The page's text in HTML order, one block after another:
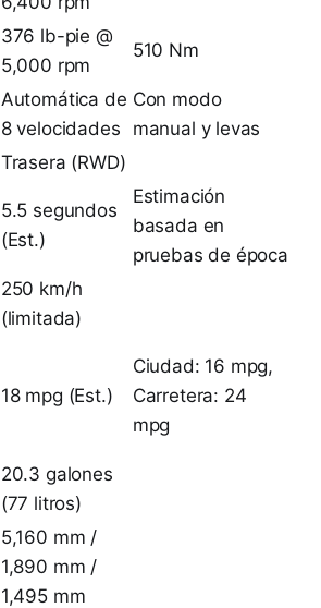
376 lb-pie @
5,000 rpm
510 Nm
Automática de
8 velocidades
Con modo
manual y levas
Trasera (RWD)
5.5 segundos
(Est.)
Estimación
basada en
pruebas de época
250 km/h
(limitada)
18 mpg (Est.)
Ciudad: 16 mpg,
Carretera: 24
mpg
20.3 galones
(77 litros)
5,160 mm /
1,890 mm /
1,495 mm